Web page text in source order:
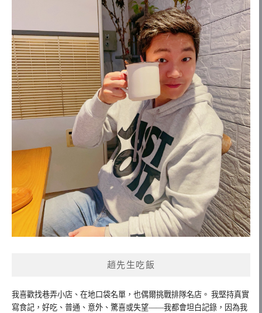
趙先生吃飯
我喜歡找巷弄小店、在地口袋名單，也偶爾挑戰排隊名店。 我堅持真實
寫食記，好吃、普通、意外、驚喜或失望——我都會坦白記錄，因為我